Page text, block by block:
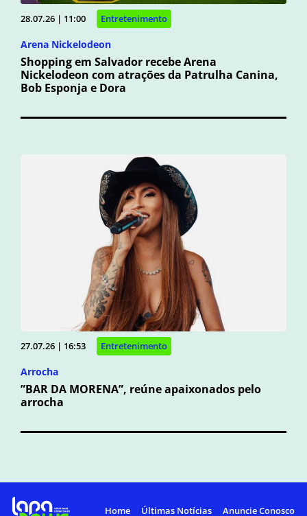
28.07.26 | 11:00 Entretenimento
Arena Nickelodeon
Shopping em Salvador recebe Arena
Nickelodeon com atrações da Patrulha Canina,
Bob Esponja e Dora
27.07.26 | 16:53 Entretenimento
Arrocha
”BAR DA MORENA”, reúne apaixonados pelo
arrocha
Home Últimas Notícias Anuncie Conosco